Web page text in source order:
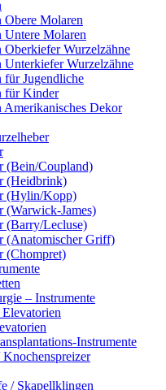
Obere Molaren
Untere Molaren
Oberkiefer Wurzelzähne
Unterkiefer Wurzelzähne
für Jugendliche
für Kinder
Amerikanisches Dekor
(Bein/Coupland)
(Heidbrink)
(Hylin/Kopp)
(Warwick-James)
(Barry/Lecluse)
(Anatomischer Griff)
(Chompret)
– Instrumente
Instrumente
Knochenspreizer
/ Skapellklingen